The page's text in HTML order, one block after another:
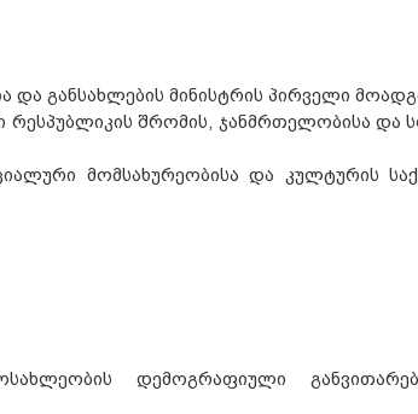
განსახლების მინისტრის პირველი
რესპუბლიკის შრომის, ჯანმრთელობისა და
მომსახურეობისა და კულტურის
დემოგრაფიული